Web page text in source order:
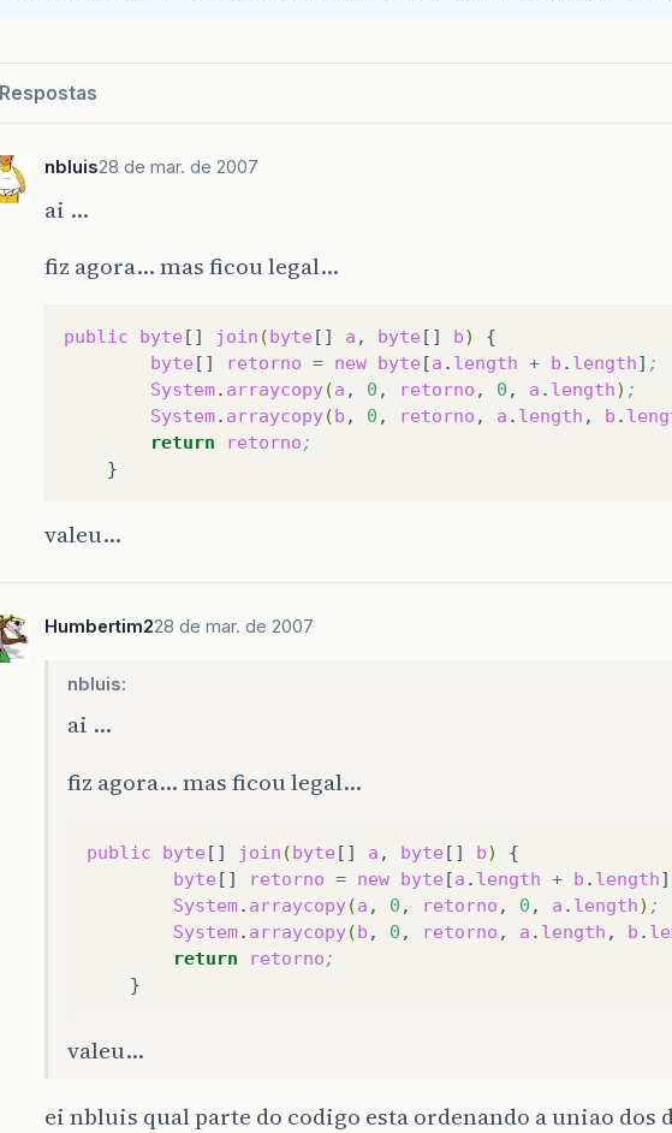
nbluis28 de mar. de 2007
ai …
fiz agora… mas ficou legal…
public byte [] join (byte [] a , byte [] b)
byte [] retorno = new byte [a . length + b . length] ;
System. arraycopy(a , 0 , retorno , 0 , a . length) ;
System. arraycopy(b , 0 , retorno , a . length , b .
return
retorno;
valeu…
Humbertim228 de mar. de 2007
nbluis:
ai …
fiz agora… mas ficou legal…
public byte [] join (byte [] a , byte [] b)
byte [] retorno = new byte [a . length + b . length]
System. arraycopy(a , 0 , retorno , 0 , a . length) ;
System. arraycopy(b , 0 , retorno , a . length , b .
return
retorno;
valeu…
ei nbluis qual parte do codigo esta ordenando a uniao dos